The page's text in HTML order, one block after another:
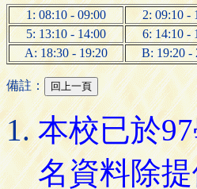
1: 08:10 - 09:00 2: 09:10 -
5: 13:10 - 14:00
6: 14:10 -
A: 18:30 - 19:20
B: 19:20 -
備註：
本校已於
名資料除